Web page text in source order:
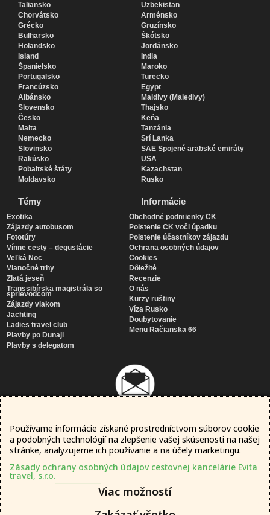
Taliansko
Chorvátsko
Grécko
Bulharsko
Holandsko
Island
Španielsko
Portugalsko
Francúzsko
Albánsko
Slovensko
Česko
Malta
Nemecko
Slovinsko
Rakúsko
Pobaltské štáty
Moldavsko
Uzbekistan
Arménsko
Gruzínsko
Škótsko
Jordánsko
India
Maroko
Turecko
Egypt
Maldivy (Maledivy)
Thajsko
Keňa
Tanzánia
Srí Lanka
SAE Spojené arabské emiráty
USA
Kazachstan
Rusko
Témy
Exotika
Zájazdy autobusom
Fototúry
Vínne cesty – degustácie
Veľká Noc
Vianočné trhy
Zlatá jeseň
Transsibírska magistrála so
sprievodcom
Zájazdy vlakom
Jachting
Ladies travel club
Plavby po Dunaji
Plavby s delegatom
Informácie
Obchodné podmienky CK
Poistenie CK voči úpadku
Poistenie účastníkov zájazdu
Ochrana osobných údajov
Cookies
Dôležité
Recenzie
O nás
Kurzy ruštiny
Víza Rusko
Doubytovanie
Menu Račianska 66
Newsletter
SÚHLASÍM SOSPRACOVANÍM MOJICH OSOBNÝCH ÚDAJOV
Používame informácie získané prostredníctvom súborov cookie
a podobných technológií na zlepšenie vašej skúsenosti na našej
stránke, analyzujeme ich používanie a na účely marketingu.
Zásady ochrany osobných údajov cestovnej kancelárie Evita
travel, s.r.o.
Viac možností